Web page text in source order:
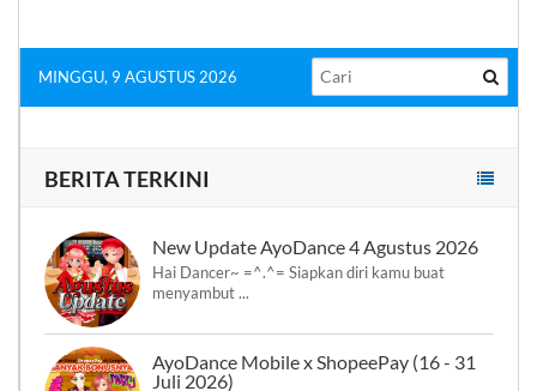
MINGGU, 9 AGUSTUS 2026
BERITA TERKINI
New Update AyoDance 4 Agustus 2026
Hai Dancer~ =^.^= Siapkan diri kamu buat
menyambut ...
AyoDance Mobile x ShopeePay (16 - 31
Juli 2026)